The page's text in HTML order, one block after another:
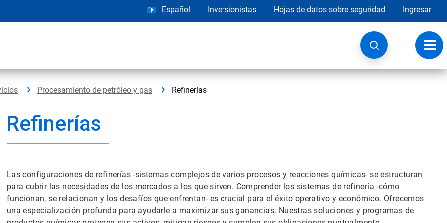
Español Inversionistas Hojas de datos sobre seguridad Ingresar
de
Procesamiento de petróleo y gas Refinerías
Refinerías
Las configuraciones de refinerías -sistemas complejos de varios procesos y reacciones químicas- se estructuran
para cubrir las necesidades de los mercados a los que sirven. Comprender los sistemas de refinería -cómo
funcionan, se relacionan y los desafíos que enfrentan- es crucial para el éxito operativo y económico. Ofrecemos
una especialización profunda para ayudarle a maximizar sus ganancias. Nuestras soluciones y programas de